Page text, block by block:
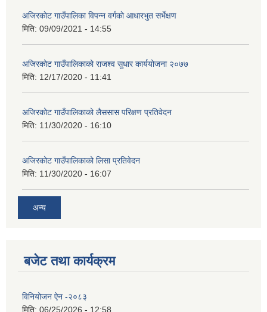
अजिरकाेट गाउँपालिका विपन्न वर्गकाे आधारभुत सर्भेक्षण
मिति: 09/09/2021 - 14:55
अजिरकोट गाउँपालिकाको राजश्व सुधार कार्ययोजना २०७७
मिति: 12/17/2020 - 11:41
अजिरकोट गाउँपालिकाको लैससास परिक्षण प्रतिवेदन
मिति: 11/30/2020 - 16:10
अजिरकोट गाउँपालिकाको लिसा प्रतिवेदन
मिति: 11/30/2020 - 16:07
अन्य
बजेट तथा कार्यक्रम
विनियोजन ऐन -२०८३
मिति: 06/25/2026 - 12:58